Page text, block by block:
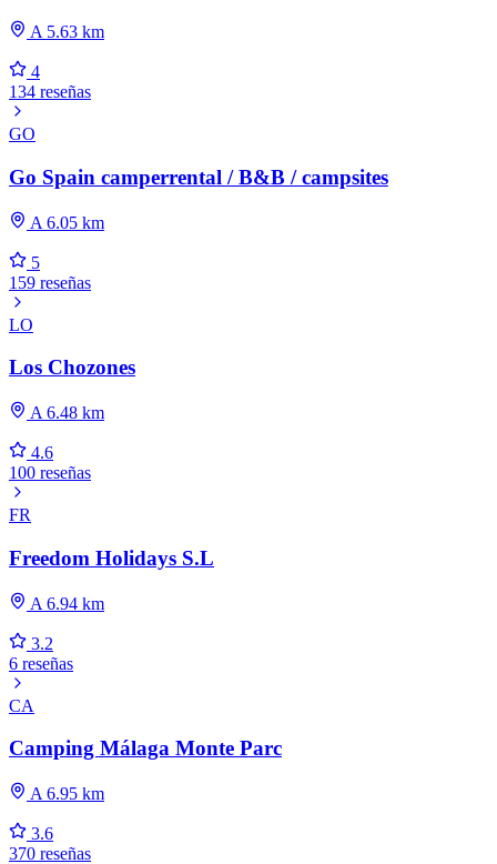
A 5.63 km
4
134 reseñas
GO
Go Spain camperrental / B&B / campsites
A 6.05 km
5
159 reseñas
LO
Los Chozones
A 6.48 km
4.6
100 reseñas
FR
Freedom Holidays S.L
A 6.94 km
3.2
6 reseñas
CA
Camping Málaga Monte Parc
A 6.95 km
3.6
370 reseñas